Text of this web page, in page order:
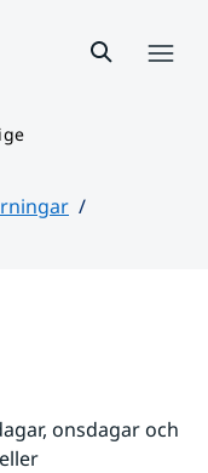
onsdagar och